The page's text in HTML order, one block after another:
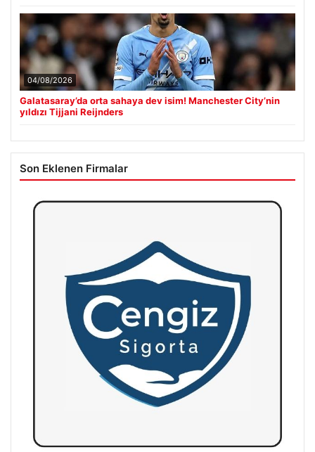
04/08/2026
Galatasaray’da orta sahaya dev isim! Manchester City’nin
yıldızı Tijjani Reijnders
Son Eklenen Firmalar